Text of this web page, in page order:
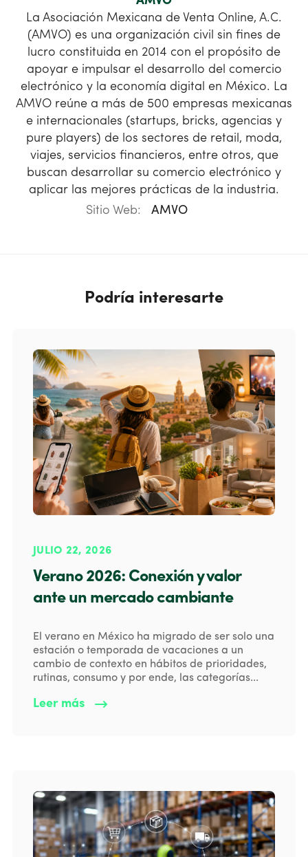
La Asociación Mexicana de Venta Online, A.C.
(AMVO) es una organización civil sin fines de
lucro constituida en 2014 con el propósito de
apoyar e impulsar el desarrollo del comercio
electrónico y la economía digital en México. La
AMVO reúne a más de 500 empresas mexicanas
e internacionales (startups, bricks, agencias y
pure players) de los sectores de retail, moda,
viajes, servicios financieros, entre otros, que
buscan desarrollar su comercio electrónico y
aplicar las mejores prácticas de la industria.
Sitio Web:
AMVO
Podría interesarte
JULIO 22, 2026
Verano 2026: Conexión y valor
ante un mercado cambiante
El verano en México ha migrado de ser solo una
estación o temporada de vacaciones a un
cambio de contexto en hábitos de prioridades,
rutinas, consumo y por ende, las categorías...
Leer más